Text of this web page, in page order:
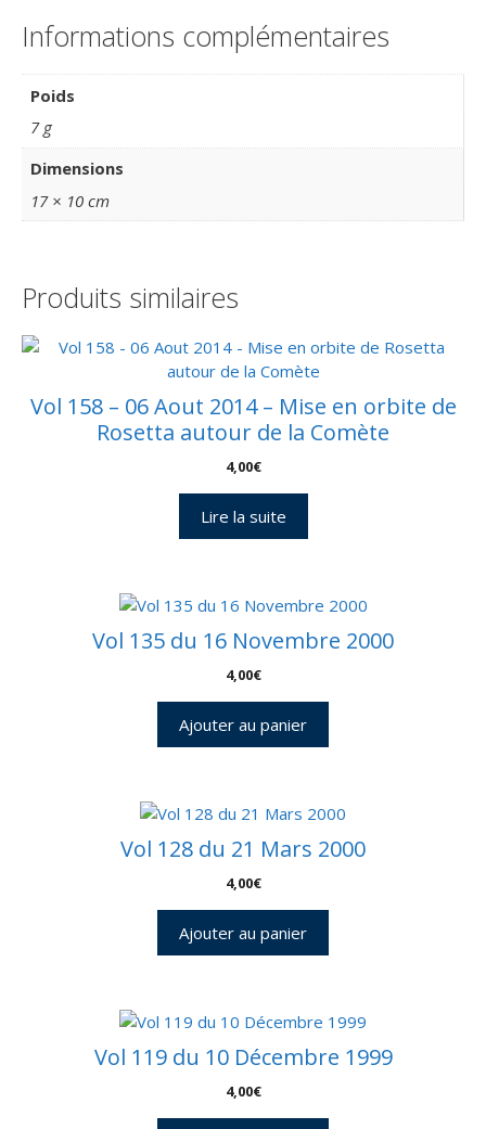
Informations complémentaires
Poids
7 g
Dimensions
17 × 10 cm
Produits similaires
Vol 158 – 06 Aout 2014 – Mise en orbite de
Rosetta autour de la Comète
4,00€
Lire la suite
Vol 135 du 16 Novembre 2000
4,00€
Ajouter au panier
Vol 128 du 21 Mars 2000
4,00€
Ajouter au panier
Vol 119 du 10 Décembre 1999
4,00€